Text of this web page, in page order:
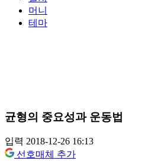
머니
테마
균형의 중요성과 운동법
입력 2018-12-26 16:13
선호매체 추가